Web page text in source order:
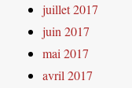
juillet 2017
juin 2017
mai 2017
avril 2017